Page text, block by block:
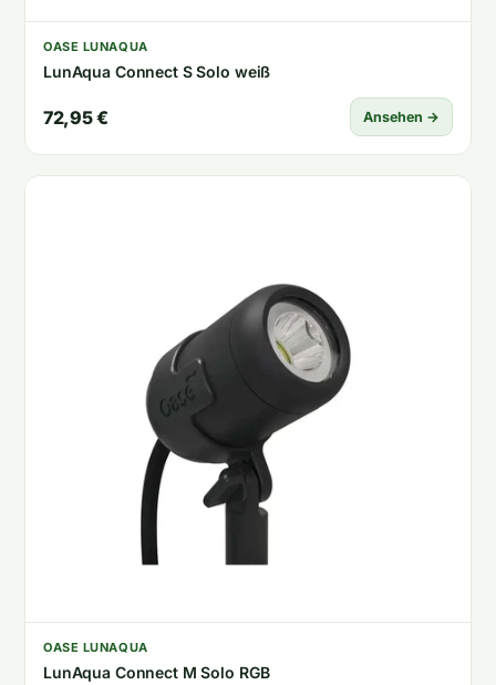
OASE LUNAQUA
LunAqua Connect S Solo weiß
72,95 € Ansehen →
OASE LUNAQUA
LunAqua Connect M Solo RGB